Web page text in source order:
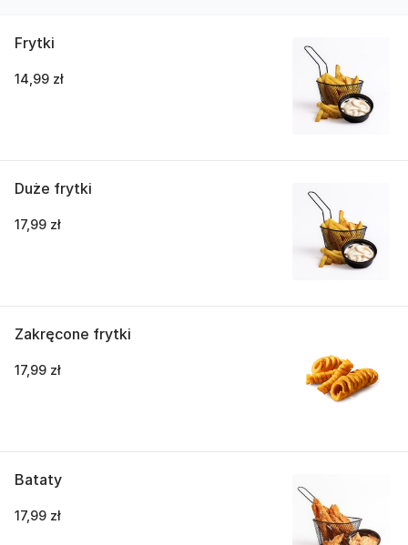
Frytki
14,99 zł
Duże frytki
17,99 zł
Zakręcone frytki
17,99 zł
Bataty
17,99 zł